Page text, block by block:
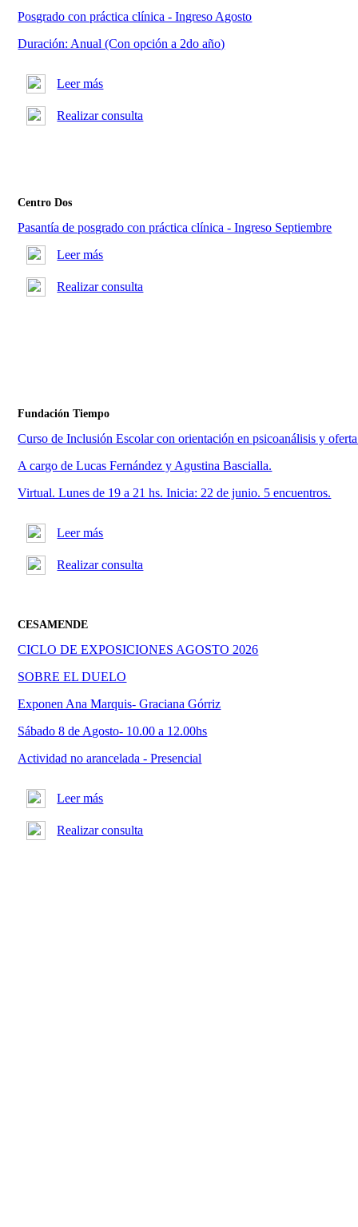
Posgrado con práctica clínica - Ingreso Agosto
Duración: Anual (Con opción a 2do año)
Leer más
Realizar consulta
Centro Dos
Pasantía de posgrado con práctica clínica - Ingreso Septiembre
Leer más
Realizar consulta
Fundación Tiempo
Curso de Inclusión Escolar con orientación en psicoanálisis y
A cargo de Lucas Fernández y Agustina Bascialla.
Virtual. Lunes de 19 a 21 hs. Inicia: 22 de junio. 5 encuentros.
Leer más
Realizar consulta
CESAMENDE
CICLO DE EXPOSICIONES AGOSTO 2026
SOBRE EL DUELO
Exponen Ana Marquis- Graciana Górriz
Sábado 8 de Agosto- 10.00 a 12.00hs
Actividad no arancelada - Presencial
Leer más
Realizar consulta